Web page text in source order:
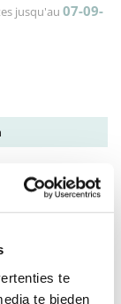
te
te bieden
jusqu'au 07-09-
625